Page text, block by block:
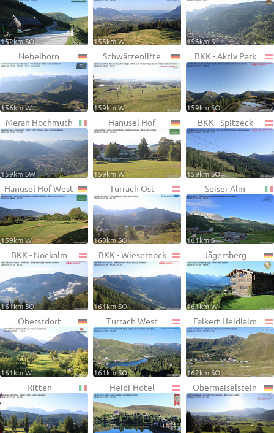
152km SO 155km W 155km S
Nebelhorn
156km W
Schwärzenlifte
159km W
BKK - Aktiv Park
159km SO
Meran Hochmuth
159km SW
Hanusel Hof
159km W
BKK - Spitzeck
159km SO
Hanusel Hof West
159km W
Turrach Ost
160km SO
Seiser Alm
161km S
BKK - Nockalm
161km SO
BKK - Wiesernock
161km SO
Jägersberg
161km W
Oberstdorf
161km W
Turrach West
161km SO
Falkert Heidialm
162km SO
Ritten Heidi-Hotel Obermaiselstein